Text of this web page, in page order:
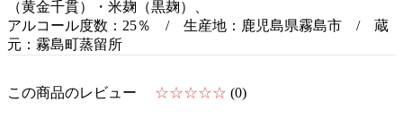
（黄金千貫）・米麹（黒麹）、
アルコール度数：25％ / 生産地：鹿児島県霧島市 / 蔵
元：霧島町蒸留所
この商品のレビュー ☆☆☆☆☆ (0)